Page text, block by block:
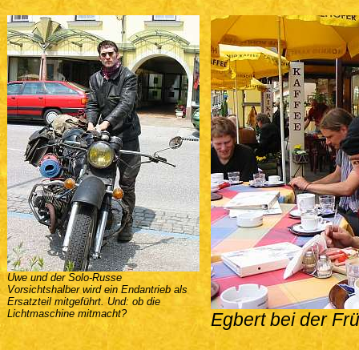
Uwe und der Solo-Russe
Vorsichtshalber wird ein Endantrieb als
Ersatzteil mitgeführt. Und: ob die
Lichtmaschine mitmacht?
Egbert bei der